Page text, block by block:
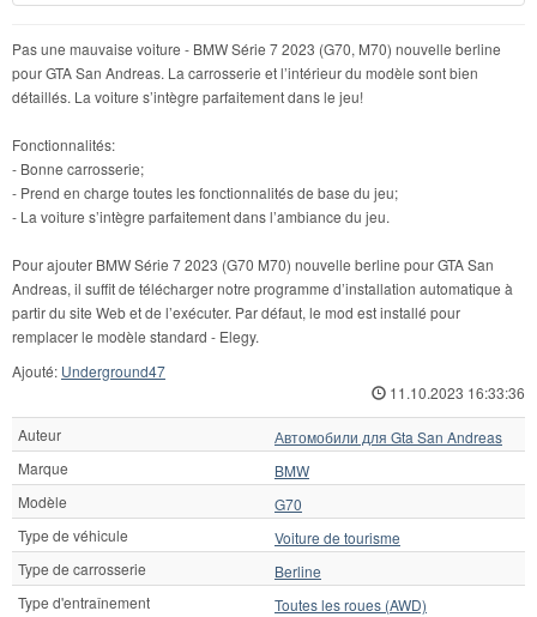
Pas une mauvaise voiture - BMW Série 7 2023 (G70, M70) nouvelle berline
pour GTA San Andreas. La carrosserie et l’intérieur du modèle sont bien
détaillés. La voiture s’intègre parfaitement dans le jeu!
Fonctionnalités:
- Bonne carrosserie;
- Prend en charge toutes les fonctionnalités de base du jeu;
- La voiture s’intègre parfaitement dans l’ambiance du jeu.
Pour ajouter BMW Série 7 2023 (G70 M70) nouvelle berline pour GTA San
Andreas, il suffit de télécharger notre programme d’installation automatique à
partir du site Web et de l’exécuter. Par défaut, le mod est installé pour
remplacer le modèle standard - Elegy.
Ajouté: Underground47
11.10.2023 16:33:36
Auteur
Автомобили для Gta San Andreas
Marque
BMW
Modèle
G70
Type de véhicule
Voiture de tourisme
Type de carrosserie
Berline
Type d'entraînement
Toutes les roues (AWD)